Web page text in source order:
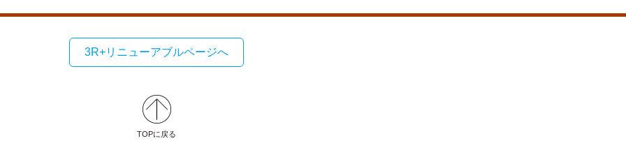
3R+リニューアブルページへ
TOPに戻る